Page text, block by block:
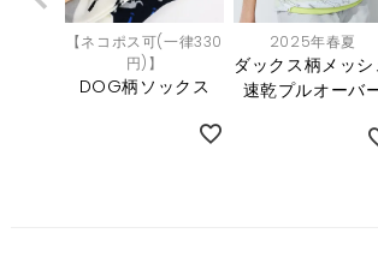
【ネコポス可(一律330
円)】
DOG柄ソックス
2025年春夏
ダックス柄メッシ
速乾プルオーバ